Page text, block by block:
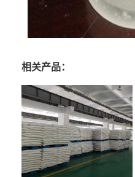
相关产品：